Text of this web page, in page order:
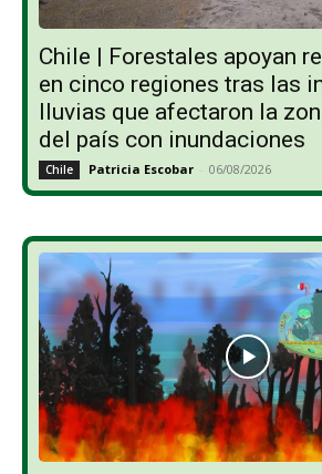
Chile | Forestales apoyan
en cinco regiones tras las
lluvias que afectaron la
del país con inundaciones
Chile Patricia Escobar - 06/08/2026